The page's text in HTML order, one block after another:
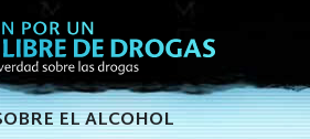
EL ALCOHOL